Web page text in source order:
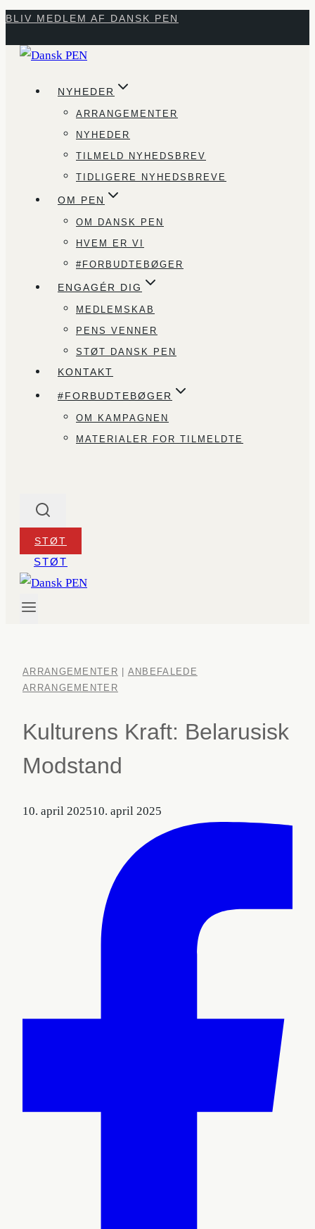
Fortsæt
indhold
BLIV MEDLEM AF DANSK PEN
NYHEDER
ARRANGEMENTER
NYHEDER
TILMELD NYHEDSBREV
TIDLIGERE NYHEDSBREVE
OM PEN
OM DANSK PEN
HVEM ER VI
#FORBUDTEBØGER
ENGAGÉR DIG
MEDLEMSKAB
PENS VENNER
STØT DANSK PEN
KONTAKT
#FORBUDTEBØGER
OM KAMPAGNEN
MATERIALER FOR TILMELDTE
STØT
STØT
ARRANGEMENTER
ANBEFALEDE
ARRANGEMENTER
Kulturens Kraft: Belarusisk
Modstand
10. april 202510. april 2025